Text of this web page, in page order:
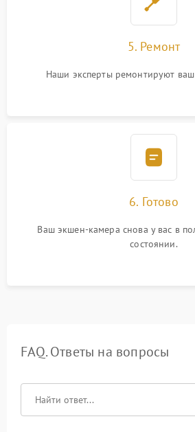
5. Ремонт
Наши эксперты ремонтируют
6. Готово
Ваш экшен-камера снова у вас в
состоянии.
FAQ. Ответы на вопросы